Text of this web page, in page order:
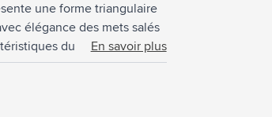
une forme triangulaire
élégance des mets salés
du bois d'acacia
changeantes qui se
de soja végétale
En savoir plus